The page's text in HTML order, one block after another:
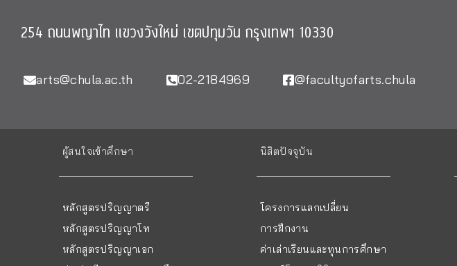
254 ถนนพญาไท แขวงวังใหม่ เขตปทุมวัน กรุงเทพฯ 10330
arts@chula.ac.th 02-2184969 @facultyofarts.chula
ผู้สนใจเข้าศึกษา
หลักสูตรปริญญาตรี
หลักสูตรปริญญาโท
หลักสูตรปริญญาเอก
นิสิตปัจจุบัน
โครงการแลกเปลี่ยน
การฝึกงาน
ค่าเล่าเรียนและทุนการศึกษา